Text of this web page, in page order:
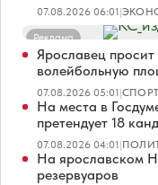
07.08.2026 06:01|
Реклама
Ярославец
волейбольную
07.08.2026 05:01|СПОРТ
На места в
претендует 18
07.08.2026 04:01|
На ярославском
резервуаров